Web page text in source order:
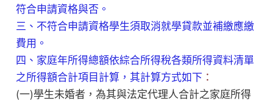
符合申請資格與否。
三、不符合申請資格學生須取消就學貸款並補繳應繳
費用。
四、家庭年所得總額依綜合所得稅各類所得資料清單
之所得額合計項目計算，其計算方式如下 ：
(一)學生未婚者，為其與法定代理人合計之家庭所得